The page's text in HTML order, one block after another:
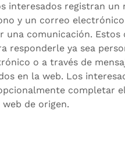
interesados registran un
y un correo
una comunicación. Estos
responderle ya sea
o a través de
en la web. Los
completar
de origen.